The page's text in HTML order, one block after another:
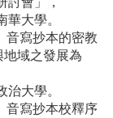
華大學。
音寫抄本的密教
域之發展為
治大學。
音寫抄本校釋序